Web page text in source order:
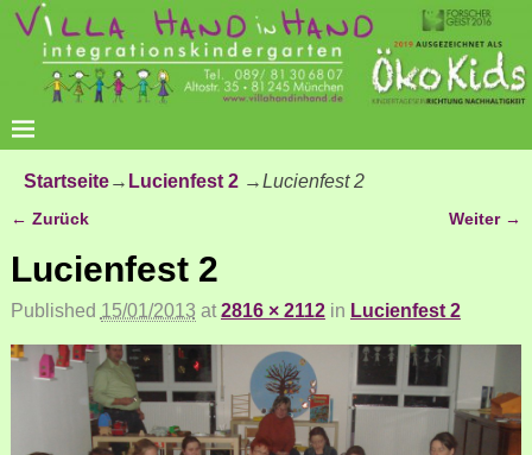
Startseite→ Lucienfest 2 →Lucienfest 2
← Zurück Weiter →
Lucienfest 2
Published 15/01/2013 at 2816 × 2112in Lucienfest 2